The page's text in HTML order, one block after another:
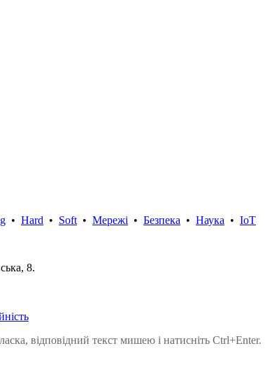
• Hard • Soft • Мережі • Безпека • Наука • IoT
8.
відповідний текст мишею і натисніть Ctrl+Enter.